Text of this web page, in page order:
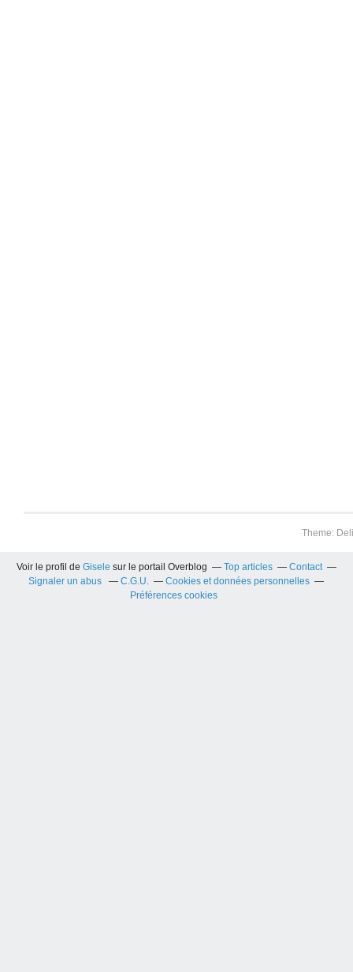
Theme:
Voir le profil de Gisele sur le portail Overblog Top articles
Contact
Signaler un abus
C.G.U.
Cookies et données personnelles
Préférences cookies